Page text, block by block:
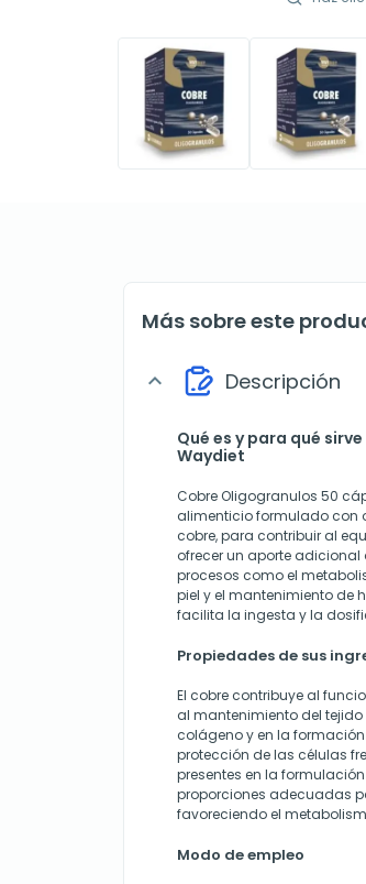
Más sobre este
expand_more Descripción
Qué es y para qué
Waydiet
Cobre Oligogranulos 50
alimenticio formulado con
cobre, para contribuir al
ofrecer un aporte
procesos como el
piel y el mantenimiento de
facilita la ingesta y la
Propiedades de sus
El cobre contribuye al
al mantenimiento del
colágeno y en la
protección de las células
presentes en la
proporciones adecuadas
favoreciendo el
Modo de empleo